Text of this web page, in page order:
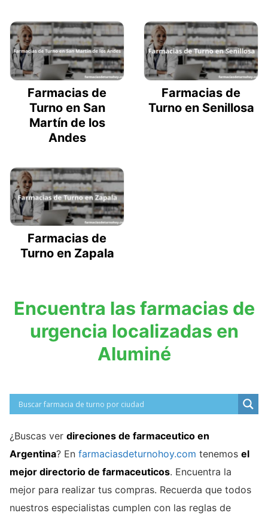
Farmacias de
Turno en San
Martín de los
Andes
Farmacias de
Turno en Senillosa
Farmacias de
Turno en Zapala
Encuentra las farmacias de
urgencia localizadas en
Aluminé
¿Buscas ver direciones de farmaceutico en
Argentina? En farmaciasdeturnohoy.com tenemos el
mejor directorio de farmaceuticos. Encuentra la
mejor para realizar tus compras. Recuerda que todos
nuestros especialistas cumplen con las reglas de